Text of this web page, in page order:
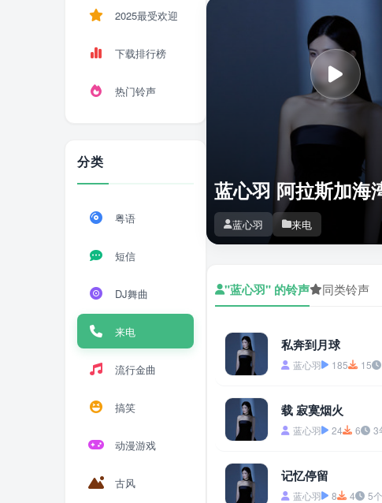
2025最受欢迎
下载排行榜
热门铃声
分类
粤语
短信
DJ舞曲
来电
流行金曲
搞笑
动漫游戏
古风
蓝心羽 阿拉斯加海
蓝心羽 来电
"蓝心羽" 的铃声 同类铃声
私奔到月球
蓝心羽 185 15
载 寂寞烟火
蓝心羽 24 6 3
记忆停留
蓝心羽 8 4 5